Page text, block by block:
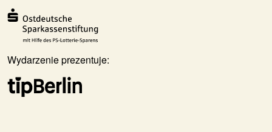
Wydarzenie prezentuje: